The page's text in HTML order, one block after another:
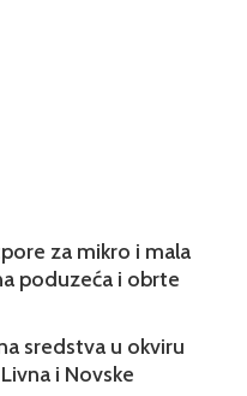
za mikro i mala
poduzeća i obrte
sredstva u okviru
i Novske